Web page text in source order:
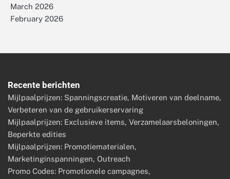
March 2026
February 2026
Recente berichten
Mijlpaalprijzen: Spanningscreatie, Motiveren van deelname,
Verbeteren van de gebruikerservaring
Mijlpaalprijzen: Exclusieve items, Verzamelaarsbeloningen,
Beperkte edities
Mijlpaalprijzen: Promotiematerialen,
Marketinginspanningen, Outreach
Promo Codes: Promotionele campagnes,